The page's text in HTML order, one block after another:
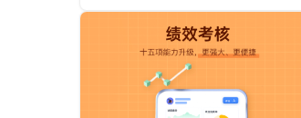
士：设置好自动提交时间一定要点
击【保存】按钮才会生效哦~ 2.个人
总结主页中也可见自动提交的总结
与时间，提交后系统还会提醒你提
交成功啦~ 二、【项目】任务多层